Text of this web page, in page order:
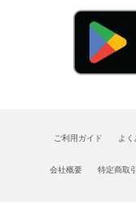
ご利用ガイド よ
会社概要 特定商取